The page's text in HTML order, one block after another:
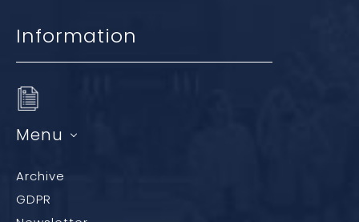
Information
Menu
Archive
GDPR